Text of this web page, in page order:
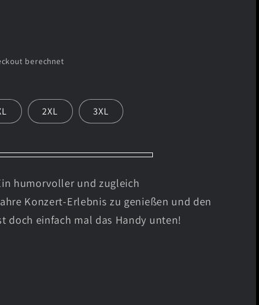
berechnet
2XL 3XL
humorvoller und zugleich
Konzert-Erlebnis zu genießen und den
doch einfach mal das Handy unten!